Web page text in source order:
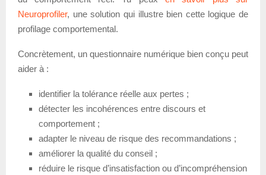
Neuroprofiler, une solution qui illustre bien cette logique de
profilage comportemental.
Concrètement, un questionnaire numérique bien conçu peut
aider à :
identifier la tolérance réelle aux pertes ;
détecter les incohérences entre discours et
comportement ;
adapter le niveau de risque des recommandations ;
améliorer la qualité du conseil ;
réduire le risque d’insatisfaction ou d’incompréhension